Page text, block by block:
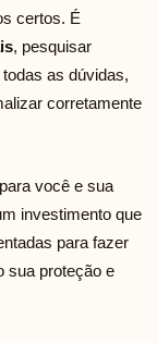
certos. É
, pesquisar
as dúvidas,
corretamente
você e sua
investimento que
para fazer
sua proteção e